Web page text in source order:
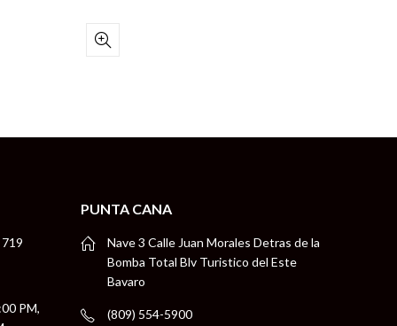
PM,
PUNTA CANA
Nave 3 Calle Juan Morales Detras de la
Bomba Total Blv Turistico del Este
Bavaro
(809) 554-5900